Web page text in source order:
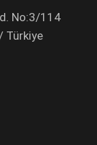
No:3/114
Türkiye